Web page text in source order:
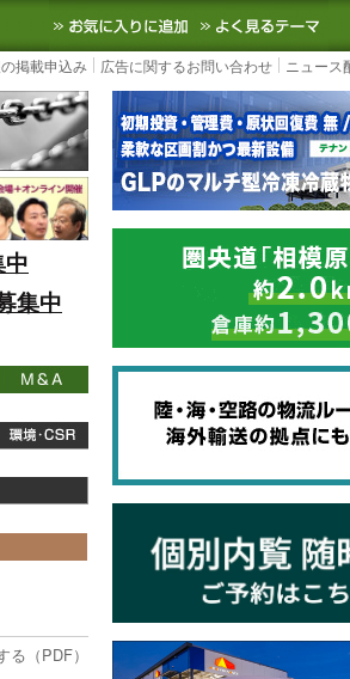
国内外の最新の物流ニュースをお届け
お気に入りに追加
掲載申込み 広告に関するお問い合わせ ニュース
集中
る（PDF）